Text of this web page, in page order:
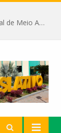
Câmara recebe palestra da Secretária Municipal de Meio Ambiente sobre as ações da “SEMANA DO MEIO AMBIENTE”